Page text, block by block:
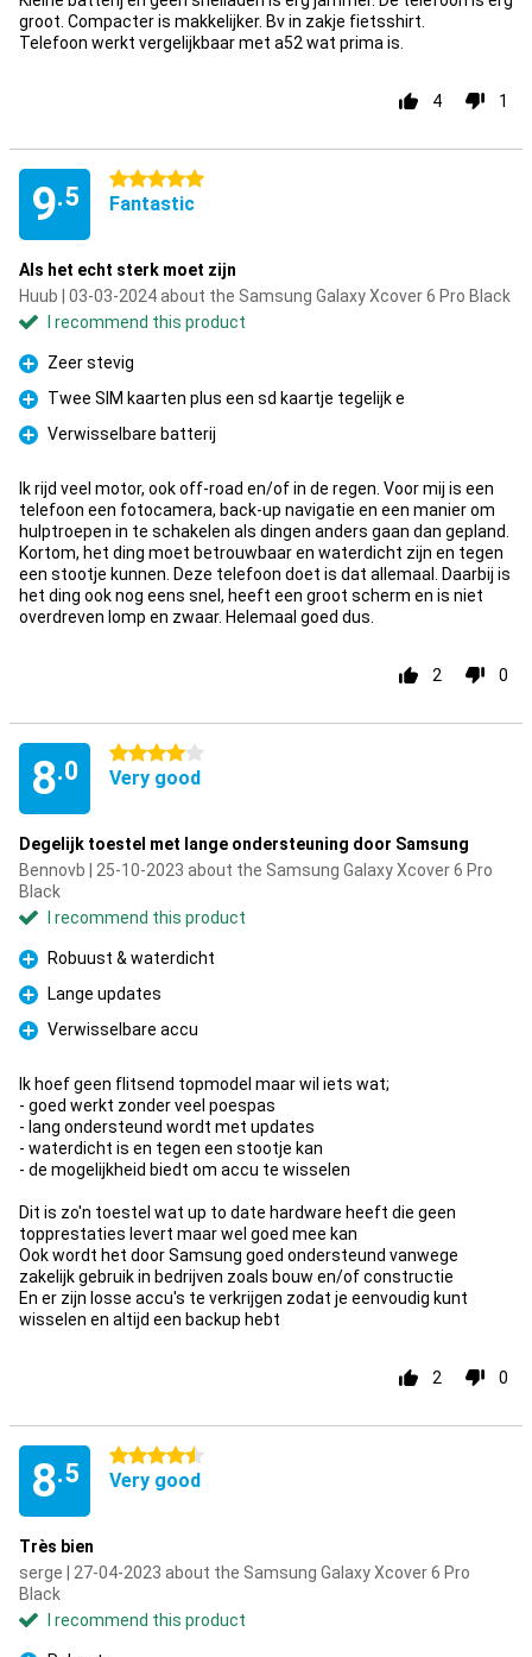
groot. Compacter is makkelijker. Bv in zakje fietsshirt.
Telefoon werkt vergelijkbaar met a52 wat prima is.
4 1
9.5
5 stars
Fantastic
Als het echt sterk moet zijn
Huub | 03-03-2024 about the Samsung Galaxy Xcover 6 Pro Black
I recommend this product
Pro
Zeer stevig
Pro
Twee SIM kaarten plus een sd kaartje tegelijk e
Pro
Verwisselbare batterij
Ik rijd veel motor, ook off-road en/of in de regen. Voor mij is een
telefoon een fotocamera, back-up navigatie en een manier om
hulptroepen in te schakelen als dingen anders gaan dan gepland.
Kortom, het ding moet betrouwbaar en waterdicht zijn en tegen
een stootje kunnen. Deze telefoon doet is dat allemaal. Daarbij is
het ding ook nog eens snel, heeft een groot scherm en is niet
overdreven lomp en zwaar. Helemaal goed dus.
2 0
8.0
4 stars
Very good
Degelijk toestel met lange ondersteuning door Samsung
Bennovb | 25-10-2023 about the Samsung Galaxy Xcover 6 Pro
Black
I recommend this product
Pro
Robuust & waterdicht
Pro
Lange updates
Pro
Verwisselbare accu
Ik hoef geen flitsend topmodel maar wil iets wat;
- goed werkt zonder veel poespas
- lang ondersteund wordt met updates
- waterdicht is en tegen een stootje kan
- de mogelijkheid biedt om accu te wisselen
Dit is zo'n toestel wat up to date hardware heeft die geen
topprestaties levert maar wel goed mee kan
Ook wordt het door Samsung goed ondersteund vanwege
zakelijk gebruik in bedrijven zoals bouw en/of constructie
En er zijn losse accu's te verkrijgen zodat je eenvoudig kunt
wisselen en altijd een backup hebt
2 0
8.5
4.5 stars
Very good
Très bien
serge | 27-04-2023 about the Samsung Galaxy Xcover 6 Pro
Black
I recommend this product